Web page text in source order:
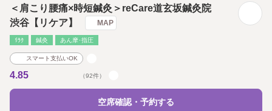
＜肩こり腰痛×時短鍼灸＞reCare道玄坂鍼灸院
渋谷【リケア】
MAP
ﾘﾗｸ 鍼灸 あん摩･指圧
スマート支払いOK
4.85 （92件）
空席確認・予約する